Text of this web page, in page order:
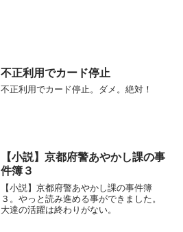
不正利用でカード停止
不正利用でカード停止。ダメ。絶対！
【小説】京都府警あやかし課の事
件簿３
【小説】京都府警あやかし課の事件簿
３。やっと読み進める事ができました。
大達の活躍は終わりがない。